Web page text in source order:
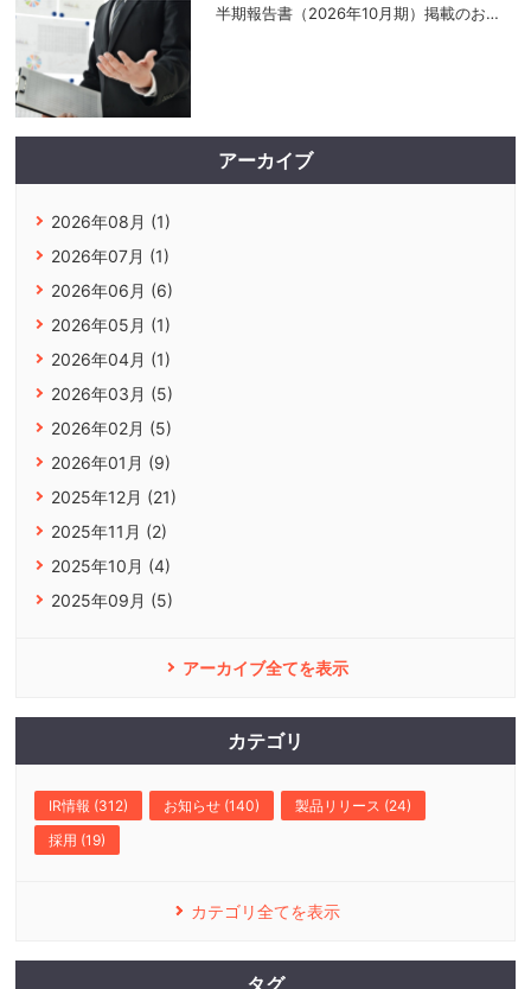
半期報告書（2026年10月期）掲載のお…
アーカイブ
2026年08月 (1)
2026年07月 (1)
2026年06月 (6)
2026年05月 (1)
2026年04月 (1)
2026年03月 (5)
2026年02月 (5)
2026年01月 (9)
2025年12月 (21)
2025年11月 (2)
2025年10月 (4)
2025年09月 (5)
アーカイブ全てを表示
カテゴリ
IR情報 (312) お知らせ (140)
製品リリース (24)
採用 (19)
カテゴリ全てを表示
タグ